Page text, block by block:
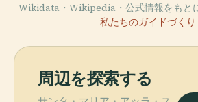
Wikidata・Wikipedia・公式情報をもとに
私たちのガイドづく
周辺を探索する